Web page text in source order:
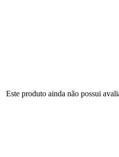
Este produto ainda não possui